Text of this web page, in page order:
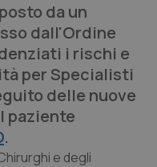
da un
dall'Ordine
i rischi e
per Specialisti
delle nuove
paziente
.
e degli